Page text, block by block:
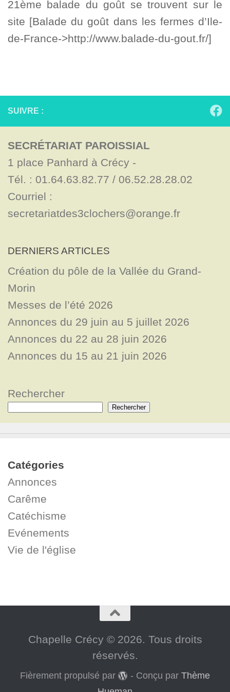
21ème balade du goût se trouvent sur le
site [Balade du goût dans les fermes d’Ile-
de-France->http://www.balade-du-gout.fr/]
SUIVRE :
SECRÉTARIAT PAROISSIAL
1 place Panhard à Crécy -
Tél. : 01.64.63.82.77 / 06.52.28.28.02
Courriel :
secretariatdes3clochers@orange.fr
DERNIERS ARTICLES
Création du pôle de la Vallée du Grand-
Morin
Messes de l’été 2026
Annonces du 29 juin au 5 juillet 2026
Annonces du 22 au 28 juin 2026
Annonces du 15 au 21 juin 2026
Rechercher
Rechercher
Catégories
Annonces
Carême
Catéchisme
Evénements
Vie de l'église
Chapelle Crécy © 2026. Tous droits
réservés.
Fièrement propulsé par - Conçu par Thème